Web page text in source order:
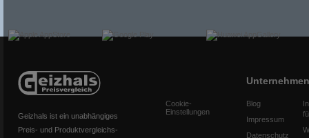
Geizhals ist ein unabhängiges
Preis- und Produktvergleichs-
Cookie-
Einstellungen
Unternehmen
Blog
Impressum
Datenschutz